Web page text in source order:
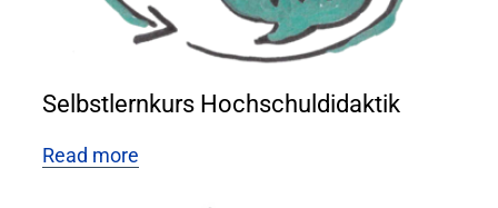
Selbstlernkurs Hochschuldidaktik
Read more